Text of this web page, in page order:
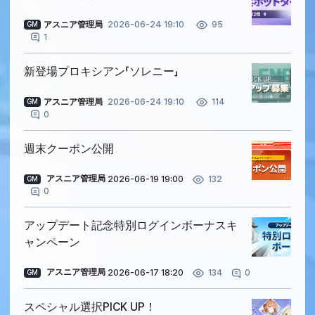
GM アスニア管理局 2026-06-24 19:10
95
1
新登場プロキシアン「ソレニー」
GM アスニア管理局 2026-06-24 19:10
114
0
週末クーポン公開
GM アスニア管理局 2026-06-19 19:00
132
0
アップデート記念特別ログインボーナスキ
ャンペーン
GM アスニア管理局 2026-06-17 18:20 134 0
スペシャル選択PICK UP！